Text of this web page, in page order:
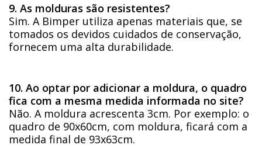
9. As molduras são resistentes?
Sim. A Bimper utiliza apenas materiais que, se
tomados os devidos cuidados de conservação,
fornecem uma alta durabilidade.
10. Ao optar por adicionar a moldura, o quadro
fica com a mesma medida informada no site?
Não. A moldura acrescenta 3cm. Por exemplo: o
quadro de 90x60cm, com moldura, ficará com a
medida final de 93x63cm.